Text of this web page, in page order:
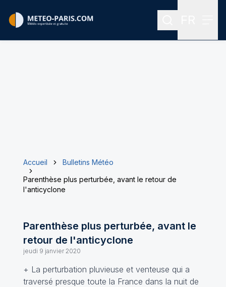
Rechercher
Accueil
Bulletins Météo
Parenthèse plus perturbée, avant le retour de
l'anticyclone
Parenthèse plus perturbée, avant le
retour de l'anticyclone
jeudi 9 janvier 2020
+ La perturbation pluvieuse et venteuse qui a
traversé presque toute la France dans la nuit de